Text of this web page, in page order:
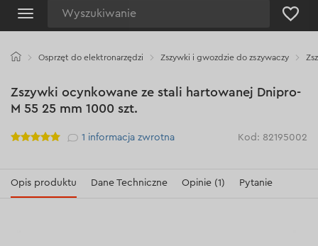
Osprzęt do elektronarzędzi Zszywki i gwozdzie do zszywaczy
Zszywki ocynkowane ze stali hartowanej Dnipro-
M 55 25 mm 1000 szt.
Рейтинг 1 informacja zwrotna Kod: 82195002
Opis produktu Dane Techniczne Opinie (1) Pytanie